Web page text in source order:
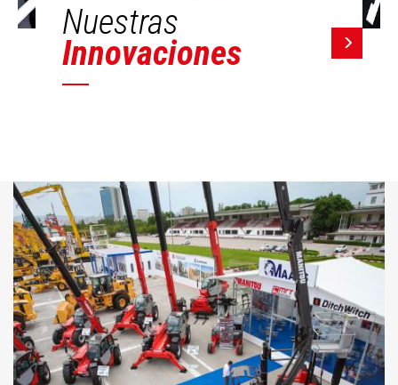
Nuestras
Innovaciones